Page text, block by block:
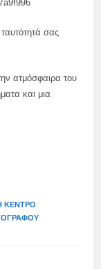
σας
ατμόσφαιρα του
και μια
ΚΈΝΤΡΟ